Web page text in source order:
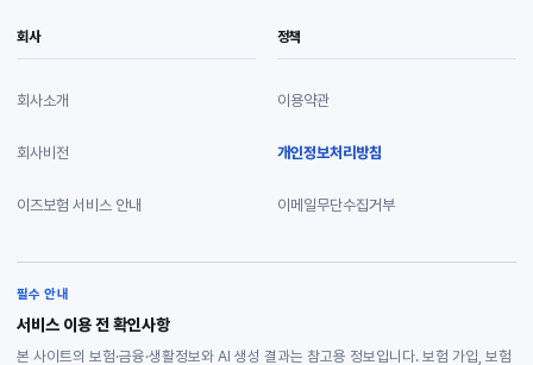
회사
회사소개
회사비전
이즈보험 서비스 안내
정책
이용약관
개인정보처리방침
이메일무단수집거부
필수 안내
서비스 이용 전 확인사항
본 사이트의 보험·금융·생활정보와 AI 생성 결과는 참고용 정보입니다. 보험 가입, 보험